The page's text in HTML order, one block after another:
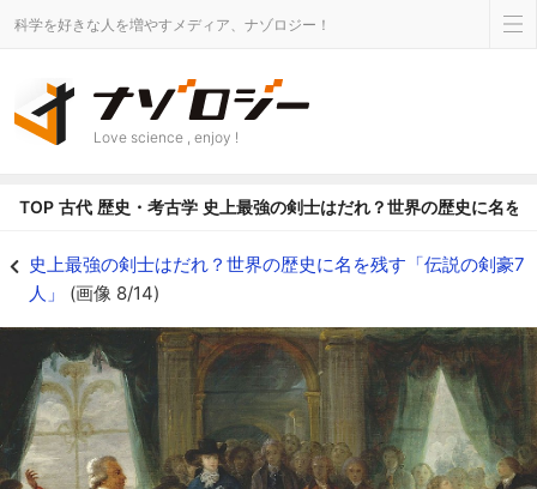
科学を好きな人を増やすメディア、ナゾロジー！
Love science , enjoy !
TOP 古代 歴史・考古学 史上最強の剣士はだれ？世界の歴史に名を
史上最強の剣士はだれ？世界の歴史に名を残す「伝説の剣豪7
人」 (画像 8/14)